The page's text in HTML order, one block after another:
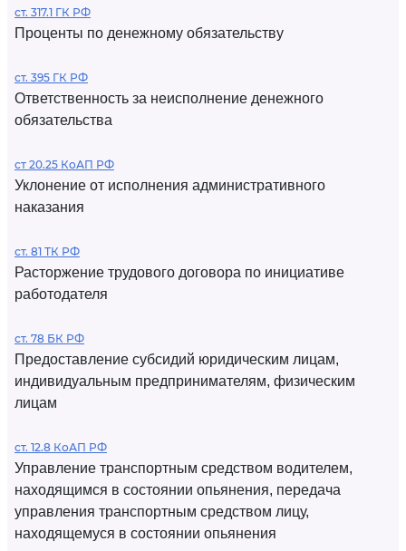
ст. 317.1 ГК РФ
Проценты по денежному обязательству
ст. 395 ГК РФ
Ответственность за неисполнение денежного
обязательства
ст 20.25 КоАП РФ
Уклонение от исполнения административного
наказания
ст. 81 ТК РФ
Расторжение трудового договора по инициативе
работодателя
ст. 78 БК РФ
Предоставление субсидий юридическим лицам,
индивидуальным предпринимателям, физическим
лицам
ст. 12.8 КоАП РФ
Управление транспортным средством водителем,
находящимся в состоянии опьянения, передача
управления транспортным средством лицу,
находящемуся в состоянии опьянения